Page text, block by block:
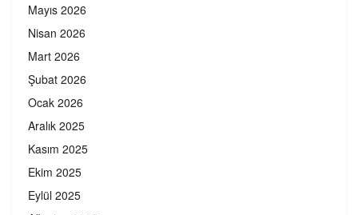
Mayıs 2026
Nisan 2026
Mart 2026
Şubat 2026
Ocak 2026
Aralık 2025
Kasım 2025
Ekim 2025
Eylül 2025